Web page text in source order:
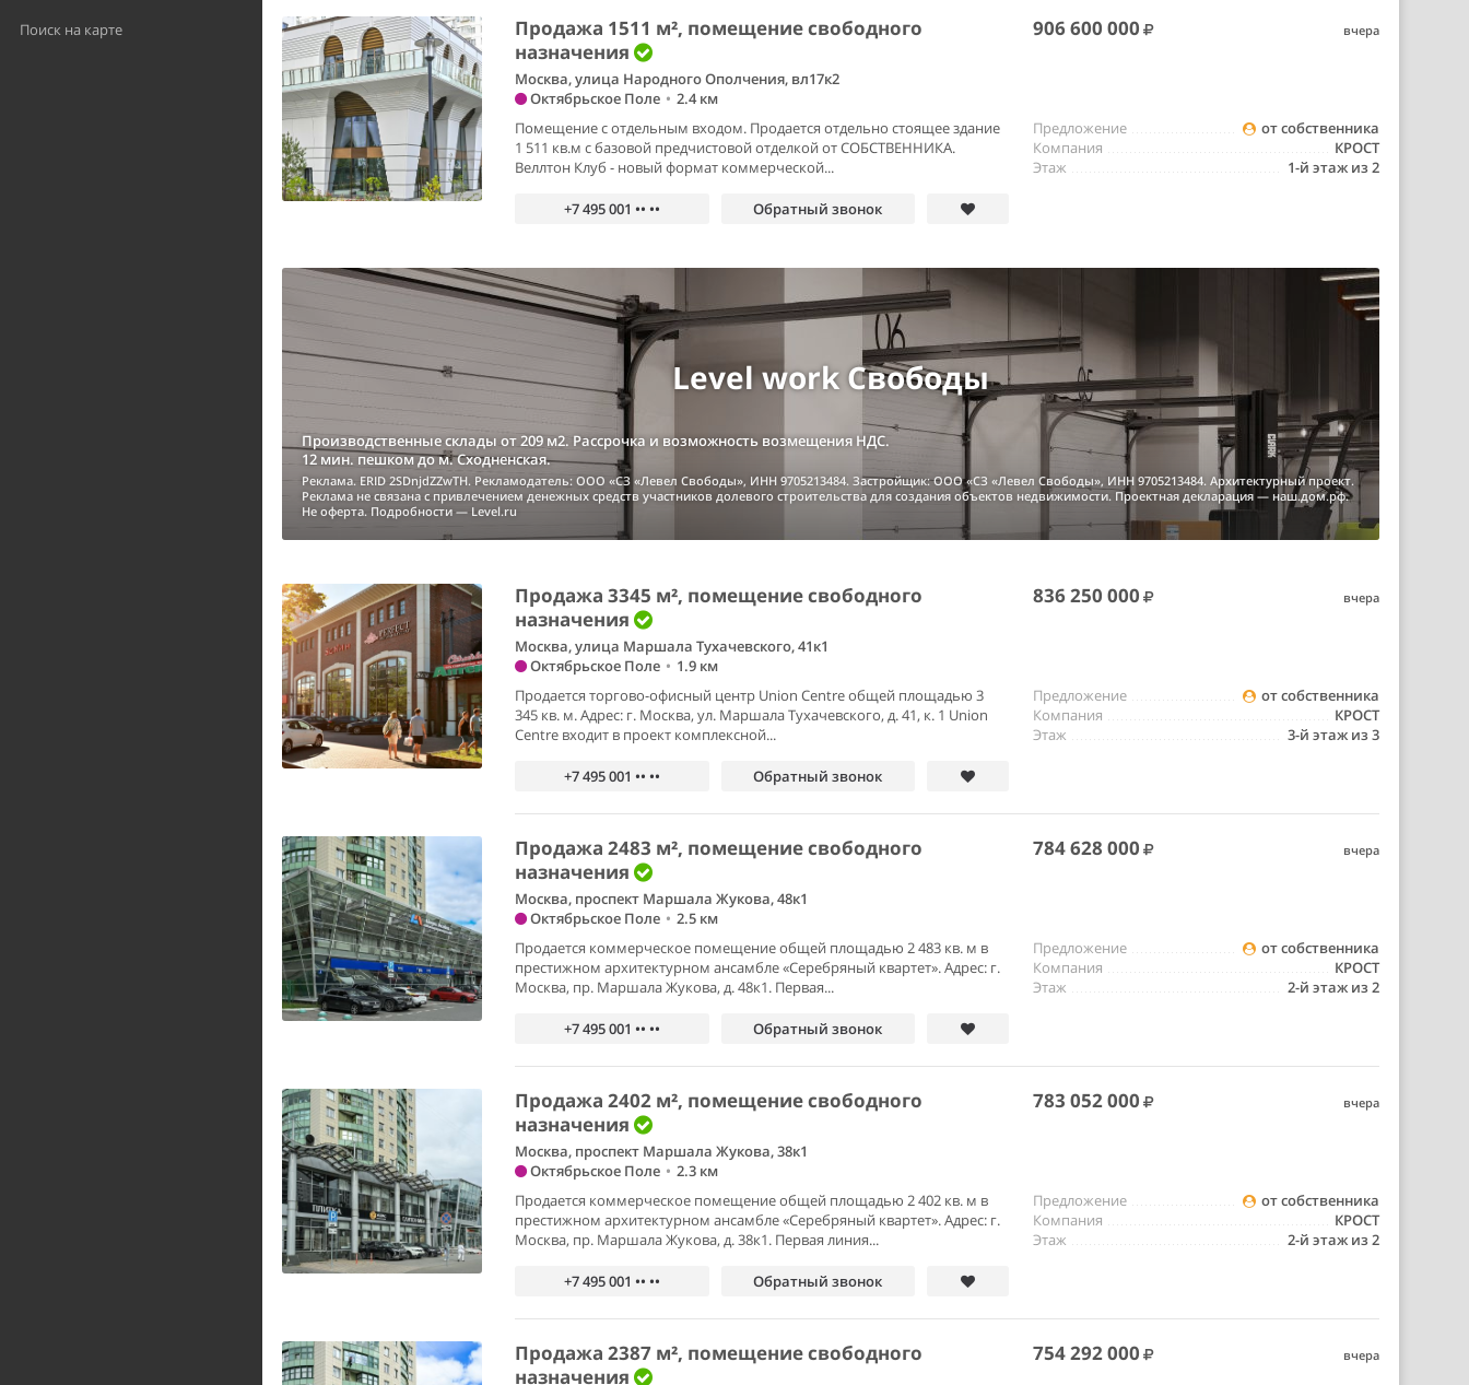
Поиск на карте
Продажа 1511 м², помещение свободного
назначения
906 600 000 вчера
Москва, улица Народного Ополчения, вл17к2
Октябрьское Поле • 2.4 км
Помещение с отдельным входом. Продается отдельно стоящее здание
1 511 кв.м с базовой предчистовой отделкой от СОБСТВЕННИКА.
Веллтон Клуб - новый формат коммерческой...
от собственника
Предложение
КРОСТ
Компания
1-й этаж из 2
Этаж
+7 495 001 •• •• Обратный звонок
Level work Свободы
Производственные склады от 209 м2. Рассрочка и возможность возмещения НДС.
12 мин. пешком до м. Сходненская.
Реклама. ERID 2SDnjdZZwTH. Рекламодатель: ООО «СЗ «Левел Свободы», ИНН 9705213484. Застройщик: ООО «СЗ «Левел Свободы», ИНН 9705213484. Архитектурный проект.
Реклама не связана с привлечением денежных средств участников долевого строительства для создания объектов недвижимости. Проектная декларация — наш.дом.рф.
Не оферта. Подробности — Level.ru
Продажа 3345 м², помещение свободного
назначения
836 250 000 вчера
Москва, улица Маршала Тухачевского, 41к1
Октябрьское Поле • 1.9 км
Продается торгово-офисный центр Union Centre общей площадью 3
345 кв. м. Адрес: г. Москва, ул. Маршала Тухачевского, д. 41, к. 1 Union
Centre входит в проект комплексной...
от собственника
Предложение
КРОСТ
Компания
3-й этаж из 3
Этаж
+7 495 001 •• •• Обратный звонок
Продажа 2483 м², помещение свободного
назначения
784 628 000 вчера
Москва, проспект Маршала Жукова, 48к1
Октябрьское Поле • 2.5 км
Продается коммерческое помещение общей площадью 2 483 кв. м в
престижном архитектурном ансамбле «Серебряный квартет». Адрес: г.
Москва, пр. Маршала Жукова, д. 48к1. Первая...
от собственника
Предложение
КРОСТ
Компания
2-й этаж из 2
Этаж
+7 495 001 •• •• Обратный звонок
Продажа 2402 м², помещение свободного
назначения
783 052 000 вчера
Москва, проспект Маршала Жукова, 38к1
Октябрьское Поле • 2.3 км
Продается коммерческое помещение общей площадью 2 402 кв. м в
престижном архитектурном ансамбле «Серебряный квартет». Адрес: г.
Москва, пр. Маршала Жукова, д. 38к1. Первая линия...
от собственника
Предложение
КРОСТ
Компания
2-й этаж из 2
Этаж
+7 495 001 •• •• Обратный звонок
Продажа 2387 м², помещение свободного
назначения
754 292 000 вчера